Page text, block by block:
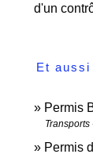
d'un
Et aussi
Permis
Permis